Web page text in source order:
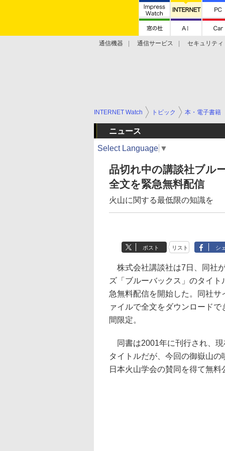
通信機器 通信サービス
セキュリティ
INTERNET Watch トピック 本・電子書籍
ニュース
Select Language ▼
品切れ中の講談社ブル
全文を緊急無料配信
火山に関する最低限の知識を
ポスト リスト シ
株式会社講談社は7日、同社
ズ「ブルーバックス」のタイ
急無料配信を開始した。同社
ァイルで全文をダウンロード
間限定。
同書は2001年に刊行され、
タイトルだが、今回の御嶽山
日本火山学会の賛同を得て無料